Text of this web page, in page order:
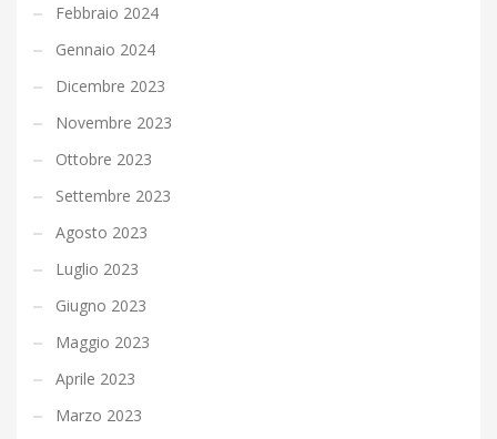
Febbraio 2024
Gennaio 2024
Dicembre 2023
Novembre 2023
Ottobre 2023
Settembre 2023
Agosto 2023
Luglio 2023
Giugno 2023
Maggio 2023
Aprile 2023
Marzo 2023